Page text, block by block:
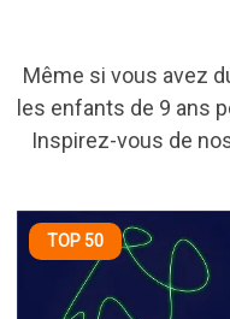
Même si vous avez
les enfants de 9 ans
Inspirez-vous de
TOP 50